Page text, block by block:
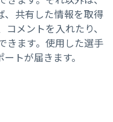
共有した情報を取得
メントを入れたり、
きます。使用した選手
トが届きます。